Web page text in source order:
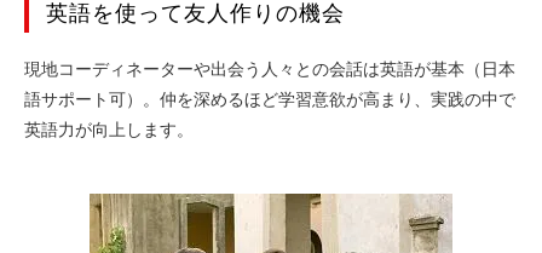
英語を使って友人作りの機会
現地コーディネーターや出会う人々との会話は英語が基本（日本
語サポート可）。仲を深めるほど学習意欲が高まり、実践の中で
英語力が向上します。